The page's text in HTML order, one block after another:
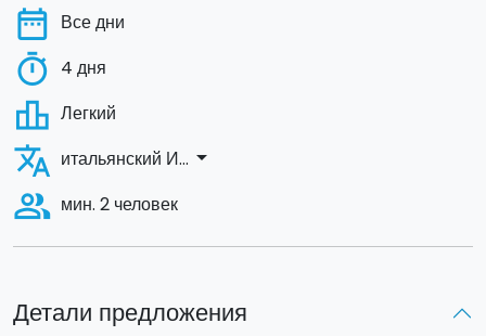
Детали предложения
date_range Все дни
timer 4 дня
leaderboard Легкий
translate итальянский И... arrow_drop_down
people_alt мин. 2 человек